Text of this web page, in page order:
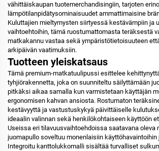
vähittäiskaupan tuotemerchandisingiin, tarjoten
lämpötilanpidätysominaisuudet ammattimaisine
Kuluttajien mieltymysten siirtyessä kestävämpiin ja
vaihtoehtoihin, tämä ruostumattomasta teräksestä
matkakannu vastaa sekä ympäristötietoisuuteen
arkipäivän vaatimuksiin.
Tuotteen yleiskatsaus
Tämä premium-matkatuulipussi esittelee
tyhjiörakennetta, joka on suunniteltu säilyttämään
pitkäksi aikaa samalla kun varmistetaan käyttäjän
ergonomisen kahvan ansiosta. Rostumaton
kestävyyttä ja vastustuskykyä päivittäiselle
ideaalin valinnan sekä henkilökohtaiseen käyttöön
Useissa eri tilavuusvaihtoehdoissa saatavana oleva
juomapullo soveltuu monenlaisiin
Integroitu kanttolukkomalli sisältää turvalliset